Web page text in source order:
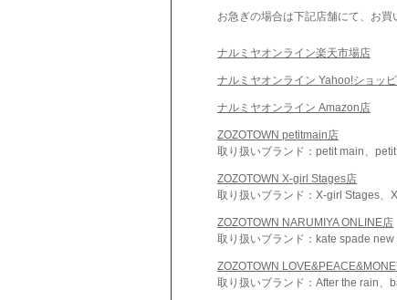
お急ぎの場合は下記店舗にて、お買
ナルミヤオンライン楽天市場店
ナルミヤオンライン Yahoo!ショッ
ナルミヤオンライン Amazon店
ZOZOTOWN petitmain店
取り扱いブランド：petit main、
ZOZOTOWN X-girl Stages店
取り扱いブランド：X-girl Stages、
ZOZOTOWN NARUMIYA ONLINE店
取り扱いブランド：kate spade
ZOZOTOWN
取り扱いブランド：After the rain、